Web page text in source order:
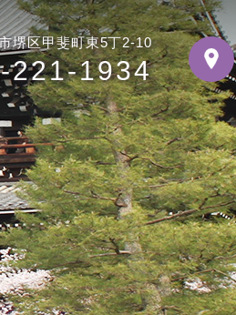
堺区甲斐町東5丁2-10
221-1934